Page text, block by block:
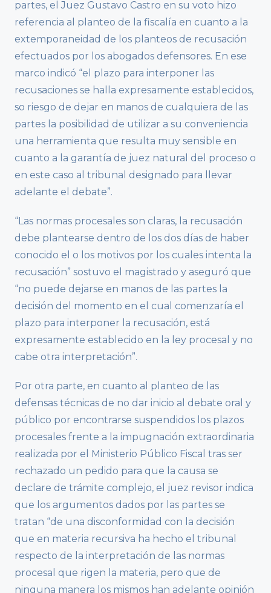
partes, el Juez Gustavo Castro en su voto hizo
referencia al planteo de la fiscalía en cuanto a la
extemporaneidad de los planteos de recusación
efectuados por los abogados defensores. En ese
marco indicó “el plazo para interponer las
recusaciones se halla expresamente establecidos,
so riesgo de dejar en manos de cualquiera de las
partes la posibilidad de utilizar a su conveniencia
una herramienta que resulta muy sensible en
cuanto a la garantía de juez natural del proceso o
en este caso al tribunal designado para llevar
adelante el debate”.
“Las normas procesales son claras, la recusación
debe plantearse dentro de los dos días de haber
conocido el o los motivos por los cuales intenta la
recusación” sostuvo el magistrado y aseguró que
“no puede dejarse en manos de las partes la
decisión del momento en el cual comenzaría el
plazo para interponer la recusación, está
expresamente establecido en la ley procesal y no
cabe otra interpretación”.
Por otra parte, en cuanto al planteo de las
defensas técnicas de no dar inicio al debate oral y
público por encontrarse suspendidos los plazos
procesales frente a la impugnación extraordinaria
realizada por el Ministerio Público Fiscal tras ser
rechazado un pedido para que la causa se
declare de trámite complejo, el juez revisor indica
que los argumentos dados por las partes se
tratan “de una disconformidad con la decisión
que en materia recursiva ha hecho el tribunal
respecto de la interpretación de las normas
procesal que rigen la materia, pero que de
ninguna manera los mismos han adelante opinión